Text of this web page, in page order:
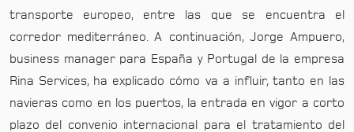
transporte europeo, entre las que se encuentra el
corredor mediterráneo. A continuación, Jorge Ampuero,
business manager para España y Portugal de la empresa
Rina Services, ha explicado cómo va a influir, tanto en las
navieras como en los puertos, la entrada en vigor a corto
plazo del convenio internacional para el tratamiento del